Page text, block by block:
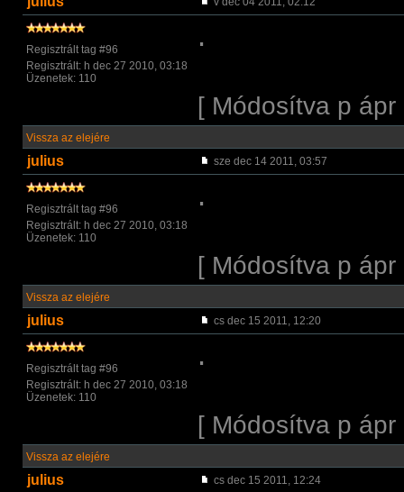
Regisztrált tag #96
Regisztrált: h dec 27 2010, 03:18
Üzenetek: 110
.
[ Módosítva p
Vissza az elejére
julius sze dec 14 2011, 03:57
Regisztrált tag #96
Regisztrált: h dec 27 2010, 03:18
Üzenetek: 110
.
[ Módosítva p
Vissza az elejére
julius cs dec 15 2011, 12:20
Regisztrált tag #96
Regisztrált: h dec 27 2010, 03:18
Üzenetek: 110
.
[ Módosítva p
Vissza az elejére
julius cs dec 15 2011, 12:24